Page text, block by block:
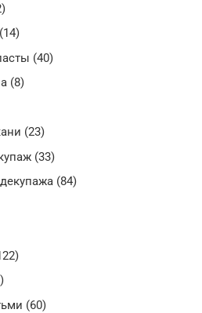
(40)
(8)
(23)
(33)
(84)
(60)